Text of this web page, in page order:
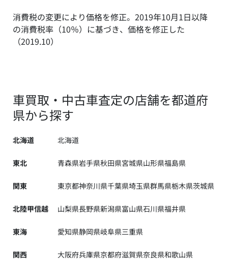
消費税の変更により価格を修正。2019年10月1日以降
の消費税率（10％）に基づき、価格を修正した
（2019.10）
車買取・中古車査定の店舗を都道府
県から探す
北海道 北海道
東北 青森県岩手県秋田県宮城県山形県福島県
関東 東京都神奈川県千葉県埼玉県群馬県栃木県茨城県
北陸甲信越 山梨県長野県新潟県富山県石川県福井県
東海 愛知県静岡県岐阜県三重県
関西 大阪府兵庫県京都府滋賀県奈良県和歌山県